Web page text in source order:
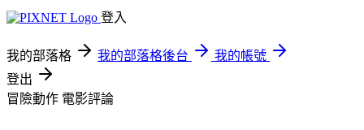
登入
我的部落格 我的部落格後台
我的帳號
登出
冒險動作 電影評論